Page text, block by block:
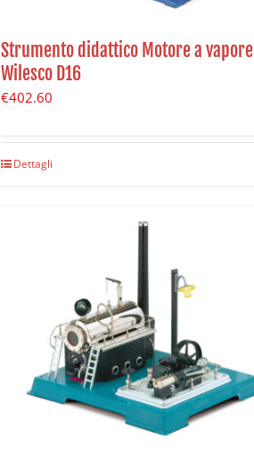
Strumento didattico Motore a vapore
Wilesco D16
€402.60
Dettagli